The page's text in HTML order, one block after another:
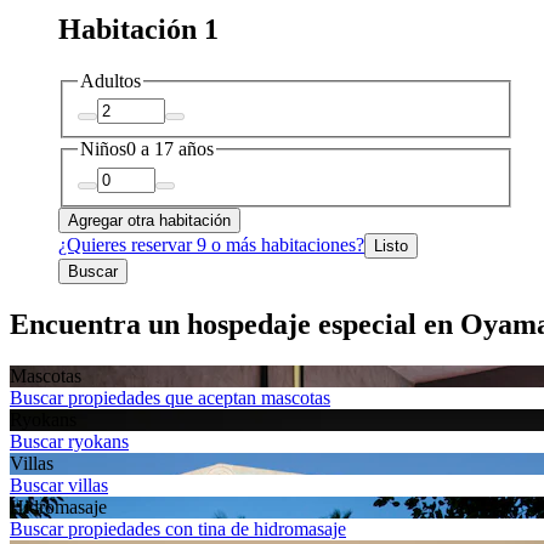
Habitación 1
Adultos
Niños0 a 17 años
Agregar otra habitación
¿Quieres reservar 9 o más habitaciones? Listo
Buscar
Encuentra un hospedaje especial en
Mascotas
Buscar propiedades que aceptan mascotas
Buscar ryokans
Villas
Buscar villas
Hidromasaje
Buscar propiedades con tina de hidromasaje